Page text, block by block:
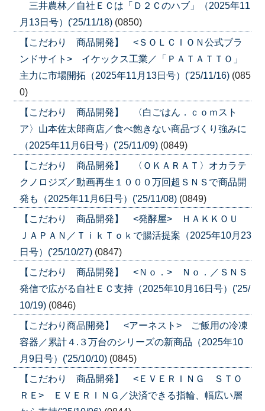
三井農林／自社ＥＣは「Ｄ２Ｃのハブ」（2025年11
月13日号）('25/11/18) (0850)
【こだわり 商品開発】 <ＳＯＬＣＩＯＮ公式ブラ
ンドサイト> イケックス工業／「ＰＡＴＡＴＴＯ」
主力に市場開拓（2025年11月13日号）('25/11/16) (085
0)
【こだわり 商品開発】 〈白ごはん．ｃｏｍスト
ア〉山本佐太郎商店／食べ飽きない商品づくり強みに
（2025年11月6日号）('25/11/09) (0849)
【こだわり 商品開発】 〈ＯＫＡＲＡＴ〉オカラテ
クノロジズ／動画再生１０００万回超ＳＮＳで商品開
発も（2025年11月6日号）('25/11/08) (0849)
【こだわり 商品開発】 <発酵屋> ＨＡＫＫＯＵ
ＪＡＰＡＮ／ＴｉｋＴｏｋで腸活提案（2025年10月23
日号）('25/10/27) (0847)
【こだわり 商品開発】 <Ｎｏ．> Ｎｏ．／ＳＮＳ
発信で広がる自社ＥＣ支持（2025年10月16日号）('25/
10/19) (0846)
【こだわり商品開発】 <アーネスト> ご飯用の冷凍
容器／累計４.３万台のシリーズの新商品（2025年10
月9日号）('25/10/10) (0845)
【こだわり 商品開発】 <ＥＶＥＲＩＮＧ ＳＴＯ
ＲＥ> ＥＶＥＲＩＮＧ／決済できる指輪、幅広い層